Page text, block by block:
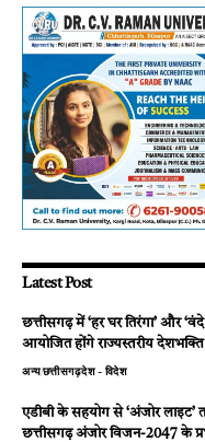
Latest Post
छत्तीसगढ़ में ‘हर घर तिरंगा’ और
आयोजित होंगे राज्यस्तरीय देशभक्ति
अन्यछत्तीसगढ़देश - विदेश
एडीबी के सहयोग से ‘अंजोर लाइट’
छत्तीसगढ़ अंजोर विजन-2047 के